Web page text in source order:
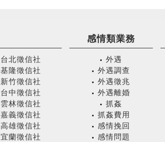
台北徵信社
基隆徵信社
新竹徵信社
台中徵信社
雲林徵信社
嘉義徵信社
高雄徵信社
宜蘭徵信社
感情類業務
外遇
外遇調查
外遇徵兆
外遇離婚
抓姦
抓姦費用
感情挽回
感情問題